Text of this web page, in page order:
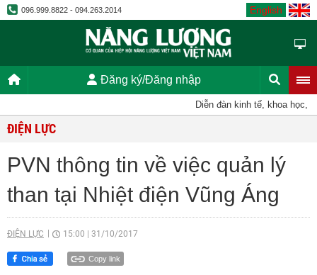
096.999.8822 - 094.263.2014 English
Đăng ký/Đăng nhập
Diễn đàn kinh tế, khoa học, kỹ
ĐIỆN LỰC
PVN thông tin về việc quản lý
than tại Nhiệt điện Vũng Áng
ĐIỆN LỰC 15:00 31/10/2017
Copy link